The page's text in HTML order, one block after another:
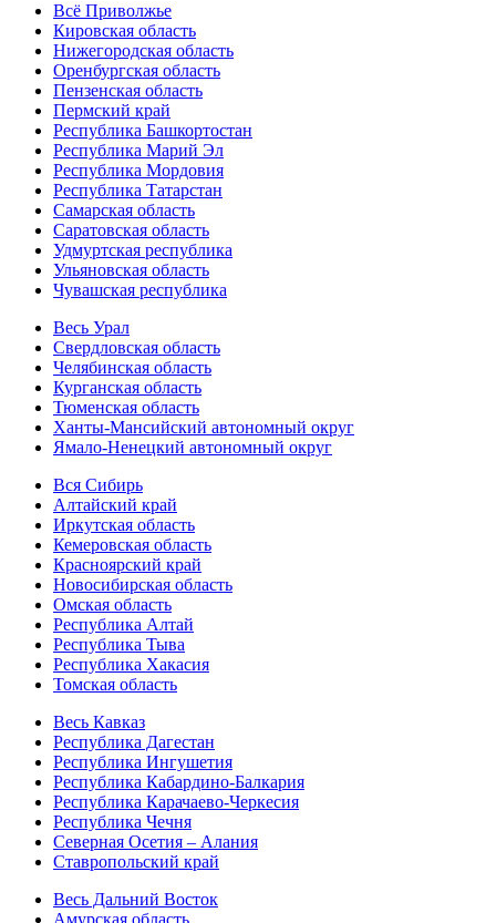
Всё Приволжье
Кировская область
Нижегородская область
Оренбургская область
Пензенская область
Пермский край
Республика Башкортостан
Республика Марий Эл
Республика Мордовия
Республика Татарстан
Самарская область
Саратовская область
Удмуртская республика
Ульяновская область
Чувашская республика
Весь Урал
Свердловская область
Челябинская область
Курганская область
Тюменская область
Ханты-Мансийский автономный округ
Ямало-Ненецкий автономный округ
Вся Сибирь
Алтайский край
Иркутская область
Кемеровская область
Красноярский край
Новосибирская область
Омская область
Республика Алтай
Республика Тыва
Республика Хакасия
Томская область
Весь Кавказ
Республика Дагестан
Республика Ингушетия
Республика Кабардино-Балкария
Республика Карачаево-Черкесия
Республика Чечня
Северная Осетия – Алания
Ставропольский край
Весь Дальний Восток
Амурская область